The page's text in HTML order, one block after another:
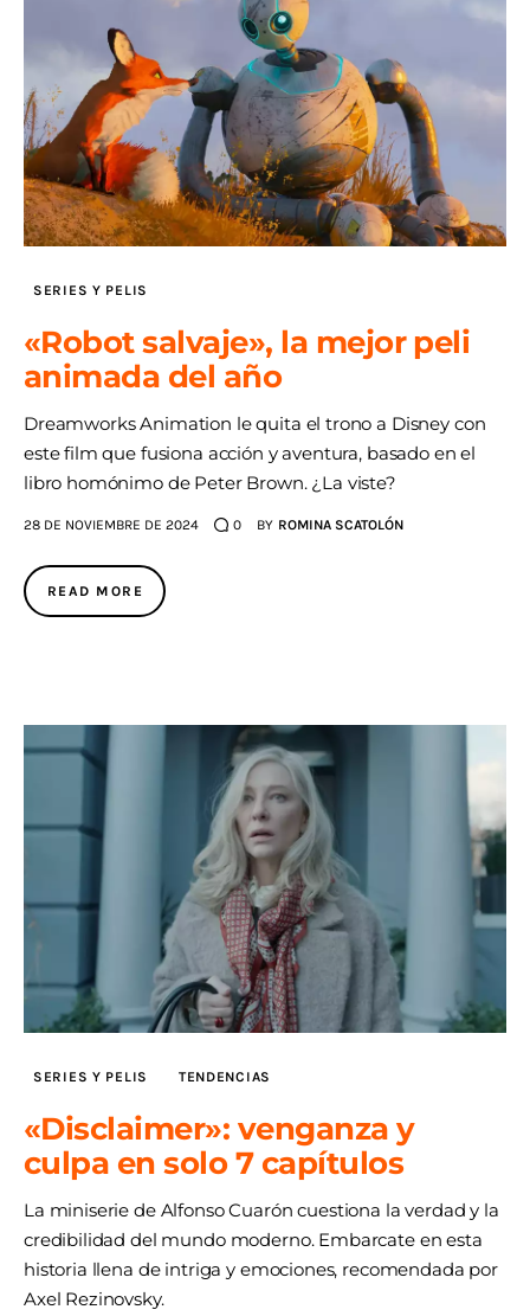
SERIES Y PELIS
«Robot salvaje», la mejor peli
animada del año
Dreamworks Animation le quita el trono a Disney con
este film que fusiona acción y aventura, basado en el
libro homónimo de Peter Brown. ¿La viste?
28 DE NOVIEMBRE DE 2024 0 BY ROMINA SCATOLÓN
READ MORE
SERIES Y PELIS TENDENCIAS
«Disclaimer»: venganza y
culpa en solo 7 capítulos
La miniserie de Alfonso Cuarón cuestiona la verdad y la
credibilidad del mundo moderno. Embarcate en esta
historia llena de intriga y emociones, recomendada por
Axel Rezinovsky.